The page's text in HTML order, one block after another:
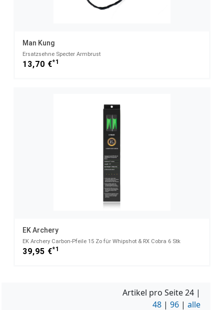
Man Kung
Ersatzsehne Specter Armbrust
13,70 €*1
EK Archery
EK Archery Carbon-Pfeile 15 Zo für Whipshot & RX Cobra 6 Stk
39,95 €*1
Artikel pro Seite24 |
48 | 96 | alle